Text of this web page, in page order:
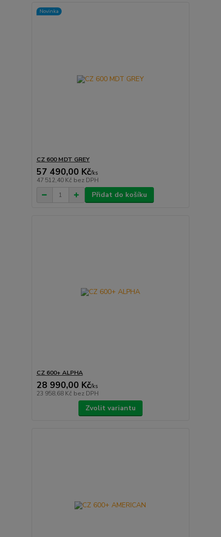
Novinka
CZ 600 MDT GREY
57 490,00 Kč/ks
47 512,40 Kč bez DPH
Přidat do košíku
CZ 600+ ALPHA
28 990,00 Kč/ks
23 958,68 Kč bez DPH
Zvolit variantu